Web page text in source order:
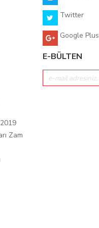
Zam
Twitter
Google Plus
E-BÜLTEN